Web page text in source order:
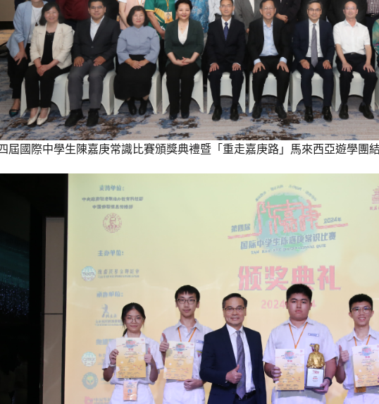
屆國際中學生陳嘉庚常識比賽頒獎典禮暨「重走嘉庚路」馬來西亞遊學團